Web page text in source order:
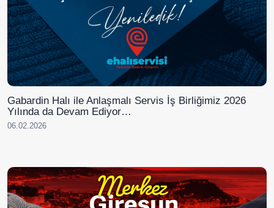
Gabardin Halı ile Anlaşmalı Servis İş Birliğimiz 2026
Yılında da Devam Ediyor…
06.02.2026